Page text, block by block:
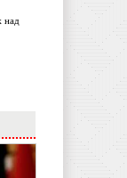
над